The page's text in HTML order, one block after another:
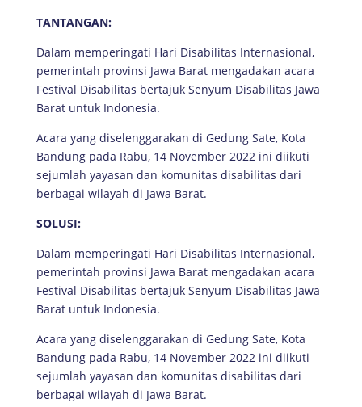
TANTANGAN:
Dalam memperingati Hari Disabilitas Internasional,
pemerintah provinsi Jawa Barat mengadakan acara
Festival Disabilitas bertajuk Senyum Disabilitas Jawa
Barat untuk Indonesia.
Acara yang diselenggarakan di Gedung Sate, Kota
Bandung pada Rabu, 14 November 2022 ini diikuti
sejumlah yayasan dan komunitas disabilitas dari
berbagai wilayah di Jawa Barat.
SOLUSI:
Dalam memperingati Hari Disabilitas Internasional,
pemerintah provinsi Jawa Barat mengadakan acara
Festival Disabilitas bertajuk Senyum Disabilitas Jawa
Barat untuk Indonesia.
Acara yang diselenggarakan di Gedung Sate, Kota
Bandung pada Rabu, 14 November 2022 ini diikuti
sejumlah yayasan dan komunitas disabilitas dari
berbagai wilayah di Jawa Barat.